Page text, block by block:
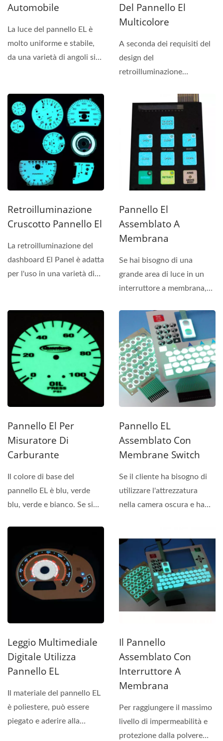
Automobile
La luce del pannello EL è
molto uniforme e stabile,
da una varietà di angoli si
Del Pannello El
Multicolore
A seconda dei requisiti del
design del
retroilluminazione
possono essere...
Retroilluminazione
Cruscotto Pannello El
La retroilluminazione del
dashboard El Panel è adatta
per l'uso in una varietà di
Pannello El
Assemblato A
Membrana
Se hai bisogno di una
grande area di luce in un
interruttore a membrana,
Pannello El Per
Misuratore Di
Carburante
Il colore di base del
pannello EL è blu, verde
blu, verde e bianco. Se si
Pannello EL
Assemblato Con
Membrane Switch
Se il cliente ha bisogno di
utilizzare l'attrezzatura
nella camera oscura e ha
Leggio Multimediale
Digitale Utilizza
Pannello EL
Il materiale del pannello EL
è poliestere, può essere
piegato e aderire alla
Il Pannello
Assemblato Con
Interruttore A
Membrana
Per raggiungere il massimo
livello di impermeabilità e
protezione dalla polvere